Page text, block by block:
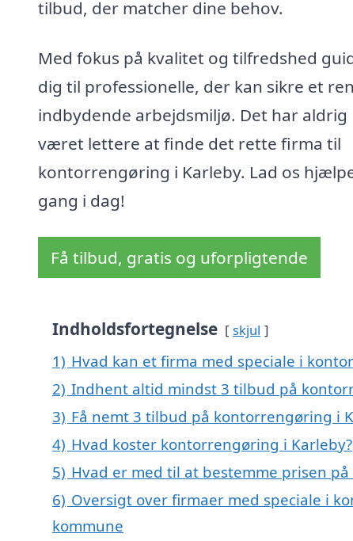
tilbud, der matcher dine behov.
Med fokus på kvalitet og tilfredshed
dig til professionelle, der kan sikre et
indbydende arbejdsmiljø. Det har aldrig
været lettere at finde det rette firma til
kontorrengøring i Karleby. Lad os
gang i dag!
Få tilbud, gratis og uforpligtende
Indholdsfortegnelse skjul
1) Hvad kan et firma med speciale i
2) Indhent altid mindst 3 tilbud på
3) Få nemt 3 tilbud på kontorrengøring i
4) Hvad koster kontorrengøring i Karleby?
5) Hvad er med til at bestemme prisen
6) Oversigt over firmaer med speciale i
kommune